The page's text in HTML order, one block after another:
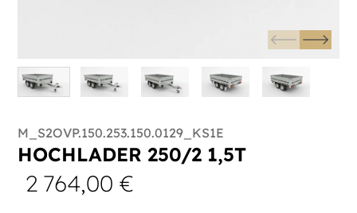
M_S2OVP.150.253.150.0129_KS1E
HOCHLADER 250/2 1,5T
2 764,00€